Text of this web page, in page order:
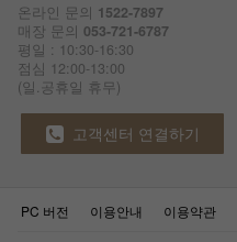
온라인 문의 1522-7897
매장 문의 053-721-6787
평일 : 10:30-16:30
점심 12:00-13:00
(일.공휴일 휴무)
고객센터 연결하기
PC 버전 이용안내 이용약관